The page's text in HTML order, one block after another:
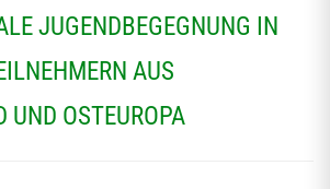
JUGENDBEGEGNUNG IN
AUS
UND OSTEUROPA